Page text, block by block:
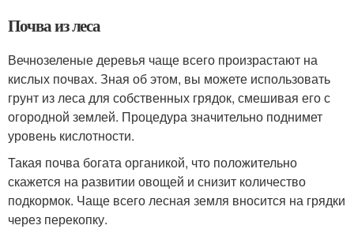
Почва из леса
Вечнозеленые деревья чаще всего произрастают на
кислых почвах. Зная об этом, вы можете использовать
грунт из леса для собственных грядок, смешивая его с
огородной землей. Процедура значительно поднимет
уровень кислотности.
Такая почва богата органикой, что положительно
скажется на развитии овощей и снизит количество
подкормок. Чаще всего лесная земля вносится на грядки
через перекопку.